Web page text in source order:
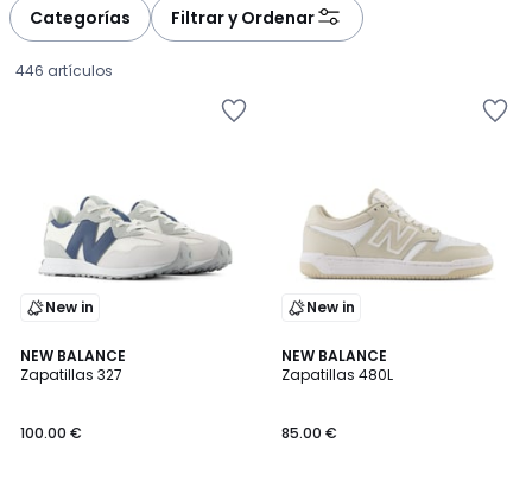
Categorías Filtrar y Ordenar
446 artículos
New in
NEW BALANCE
Zapatillas 327
€.
100.00 €
4,3
/ 5
New in
NEW BALANCE
Zapatillas 480L
85.00 €
4,7
/ 5